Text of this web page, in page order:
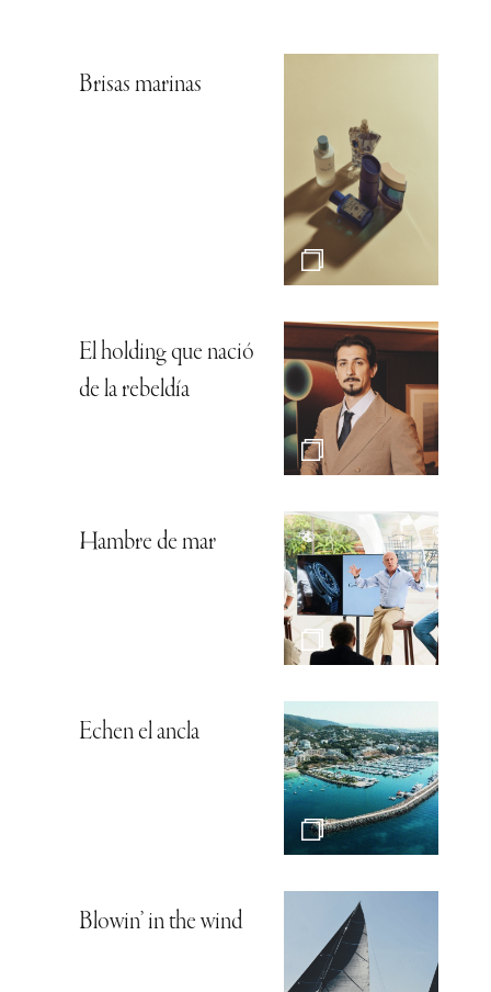
Brisas marinas
El holding que nació
de la rebeldía
Hambre de mar
Echen el ancla
Blowin’ in the wind